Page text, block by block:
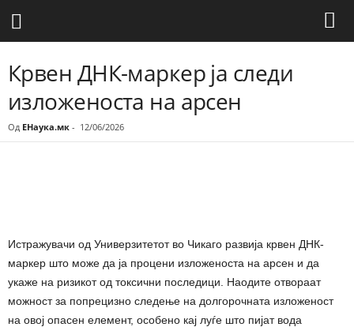
Крвен ДНК-маркер ја следи
изложеноста на арсен
Од ЕНаука.мк - 12/06/2026
Истражувачи од Универзитетот во Чикаго развија крвен ДНК-
маркер што може да ја процени изложеноста на арсен и да
укаже на ризикот од токсични последици. Наодите отвораат
можност за попрецизно следење на долгорочната изложеност
на овој опасен елемент, особено кај луѓе што пијат вода